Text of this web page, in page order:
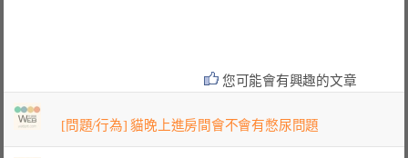
您可能會有興趣的文章
[問題/行為] 貓晚上進房間會不會有憋尿問題